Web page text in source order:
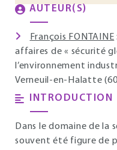
AUTEUR(S)
François FONTAINE
affaires de « sécurité
l’environnement
Verneuil-en-Halatte
INTRODUCTION
Dans le domaine de la
souvent été figure de